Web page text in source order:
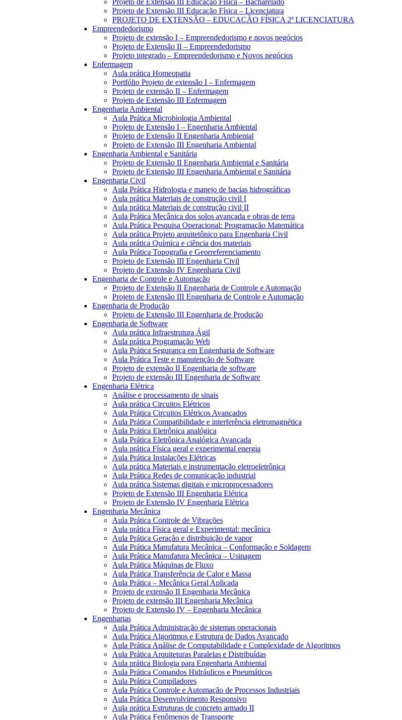
Projeto de Extensão III Educação Física – Bacharelado
Projeto de Extensão III Educação Física – Licenciatura
PROJETO DE EXTENSÃO – EDUCAÇÃO FÍSICA 2ª LICENCIATURA
Empreendedorismo
Projeto de extensão I – Empreendedorismo e novos negócios
Projeto de Extensão II – Empreendedorismo
Projeto integrado – Empreendedorismo e Novos negócios
Enfermagem
Aula prática Homeopatia
Portfólio Projeto de extensão I – Enfermagem
Projeto de extensão II – Enfermagem
Projeto de Extensão III Enfermagem
Engenharia Ambiental
Aula Prática Microbiologia Ambiental
Projeto de Extensão I – Engenharia Ambiental
Projeto de Extensão II Engenharia Ambiental
Projeto de Extensão III Engenharia Ambiental
Engenharia Ambiental e Sanitária
Projeto de Extensão II Engenharia Ambiental e Sanitária
Projeto de Extensão III Engenharia Ambiental e Sanitária
Engenharia Civil
Aula Prática Hidrologia e manejo de bacias hidrográficas
Aula prática Materiais de construção civil I
Aula prática Materiais de construção civil II
Aula Prática Mecânica dos solos avançada e obras de terra
Aula Prática Pesquisa Operacional: Programação Matemática
Aula prática Projeto arquitetônico para Engenharia Civil
Aula prática Química e ciência dos materiais
Aula Prática Topografia e Georreferenciamento
Projeto de Extensão III Engenharia Civil
Projeto de Extensão IV Engenharia Civil
Engenharia de Controle e Automação
Projeto de Extensão II Engenharia de Controle e Automação
Projeto de Extensão III Engenharia de Controle e Automação
Engenharia de Produção
Projeto de Extensão III Engenharia de Produção
Engenharia de Software
Aula prática Infraestrutura Ágil
Aula prática Programação Web
Aula Prática Segurança em Engenharia de Software
Aula Prática Teste e manutenção de Software
Projeto de extensão II Engenharia de software
Projeto de extensão III Engenharia de Software
Engenharia Elétrica
Análise e processamento de sinais
Aula prática Circuitos Elétricos
Aula Prática Circuitos Elétricos Avançados
Aula Prática Compatibilidade e interferência eletromagnética
Aula Prática Eletrônica analógica
Aula Prática Eletrônica Analógica Avançada
Aula prática Física geral e experimental energia
Aula Prática Instalações Elétricas
Aula prática Materiais e instrumentação eletroeletrônica
Aula Prática Redes de comunicação industrial
Aula prática Sistemas digitais e microprocessadores
Projeto de Extensão III Engenharia Elétrica
Projeto de Extensão IV Engenharia Elétrica
Engenharia Mecânica
Aula Prática Controle de Vibrações
Aula prática Física geral e Experimental: mecânica
Aula Prática Geração e distribuição de vapor
Aula Prática Manufatura Mecânica – Conformação e Soldagem
Aula Prática Manufatura Mecânica – Usinagem
Aula Prática Máquinas de Fluxo
Aula Prática Transferência de Calor e Massa
Aula Prática – Mecânica Geral Aplicada
Projeto de extensão II Engenharia Mecânica
Projeto de extensão III Engenharia Mecânica
Projeto de Extensão IV – Engenharia Mecânica
Engenharias
Aula Prática Administração de sistemas operacionais
Aula Prática Algoritmos e Estrutura de Dados Avançado
Aula Prática Análise de Computabilidade e Complexidade de Algoritmos
Aula Prática Arquiteturas Paralelas e Distribuídas
Aula prática Biologia para Engenharia Ambiental
Aula Prática Comandos Hidráulicos e Pneumáticos
Aula Prática Compiladores
Aula Prática Controle e Automação de Processos Industriais
Aula Prática Desenvolvimento Responsivo
Aula prática Estruturas de concreto armado II
Aula Prática Fenômenos de Transporte